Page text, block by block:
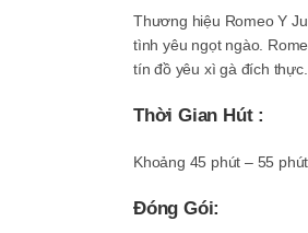
Thương hiệu Romeo Y
tình yêu ngọt ngào.
tín đồ yêu xì gà đích thực.
Thời Gian Hút :
Khoảng 45 phút – 55 phút
Đóng Gói: